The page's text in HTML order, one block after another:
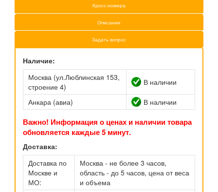
Кросс-номера
Описание
Задать вопрос
Наличие:
Москва (ул.Люблинская 153,
строение 4)
В наличии
Анкара (авиа) В наличии
Важно! Информация о ценах и наличии товара
обновляется каждые 5 минут.
Доставка:
Доставка по
Москве и
МО:
Москва - не более 3 часов,
область - до 5 часов, цена от веса
и объема